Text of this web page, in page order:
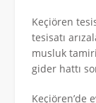
Keçiören
tesisatı
musluk
gider hattı
Keçiören’de